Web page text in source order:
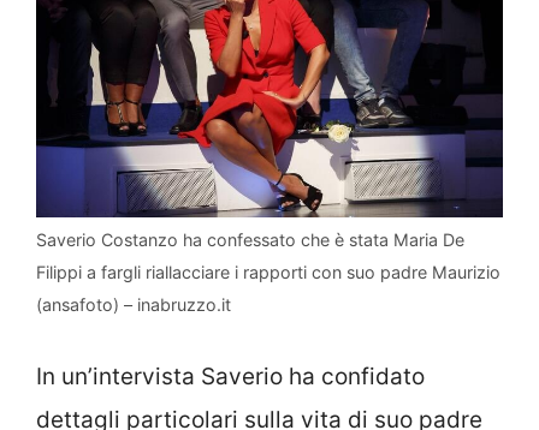
Saverio Costanzo ha confessato che è stata Maria De
Filippi a fargli riallacciare i rapporti con suo padre Maurizio
(ansafoto) – inabruzzo.it
In un’intervista Saverio ha confidato
dettagli particolari sulla vita di suo padre